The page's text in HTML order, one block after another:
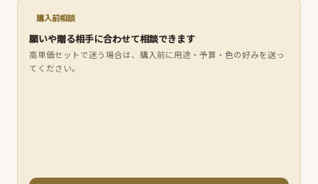
購入前相談
願いや贈る相手に合わせて相談できます
高単価セットで迷う場合は、購入前に用途・予算・色の好みを送っ
てください。